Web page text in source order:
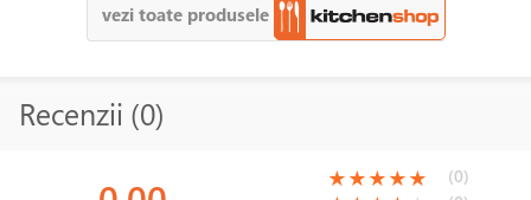
vezi toate produsele
Recenzii (0)
(*)
★(*)
★(*)
★(*)
★(*)
★ (0)